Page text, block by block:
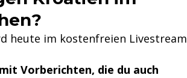
heute im kostenfreien Livestream
Vorberichten, die du auch